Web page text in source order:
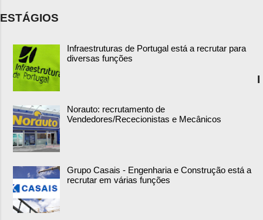
ESTÁGIOS
Infraestruturas de Portugal está a recrutar para
diversas funções
Norauto: recrutamento de
Vendedores/Rececionistas e Mecânicos
Grupo Casais - Engenharia e Construção está a
recrutar em várias funções
I